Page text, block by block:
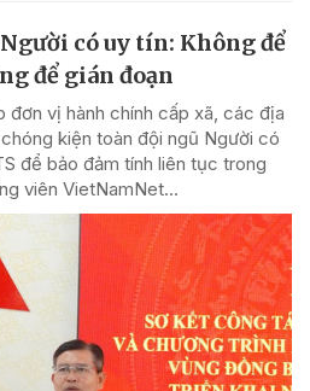
có uy tín: Không để
để gián đoạn
đơn vị hành chính cấp xã, các địa
kiện toàn đội ngũ Người có
để bảo đảm tính liên tục trong
viên VietNamNet...